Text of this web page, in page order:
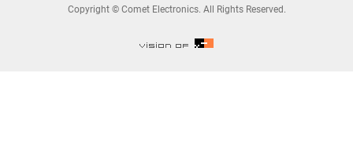
Copyright © Comet Electronics. All Rights Reserved.